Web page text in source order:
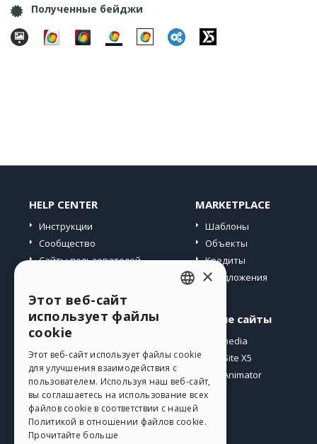
Полученные бейджи
HELP CENTER
Инструкции
Сообщество
Сайты пользователей
MARKETPLACE
Шаблоны
Объекты
Кредиты
Предложения
Профиль
Мои посты
Мои лицензии
Загрузить
Веб-хостинг
Мои кредиты
Другие сайты
Incomedia
WebSite X5
WebAnimator
GERMAN
SPANISH
PORTUGUESE
POLISH
×
Этот веб-сайт
использует файлы
cookie
Этот веб-сайт использует файлы cookie
для улучшения взаимодействия с
пользователем. Используя наш веб-сайт,
вы соглашаетесь на использование всех
файлов cookie в соответствии с нашей
Политикой в ​​отношении файлов cookie.
Прочитайте больше